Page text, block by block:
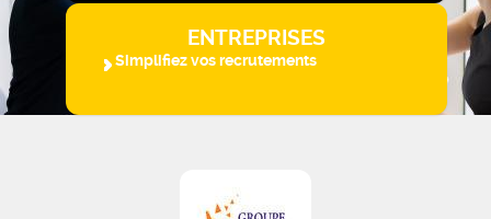
ENTREPRISES
Simplifiez vos recrutements